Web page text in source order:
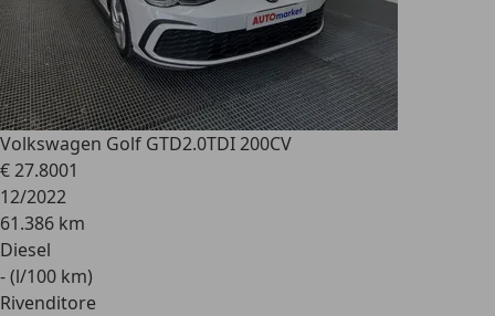
Volkswagen Golf GTD2.0TDI 200CV
€ 27.8001
12/2022
61.386 km
Diesel
- (l/100 km)
Rivenditore